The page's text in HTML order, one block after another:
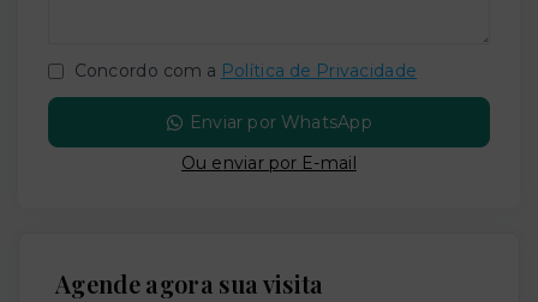
Concordo com a Política de Privacidade
Enviar por WhatsApp
Ou enviar por E-mail
Agende agora sua visita